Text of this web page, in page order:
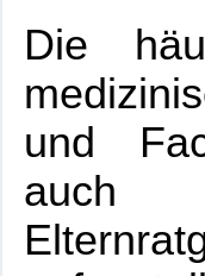
Die
und
auch